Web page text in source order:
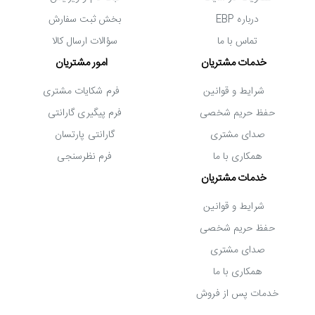
از دیگر امکانات و ویژگی های ویدیو پروژکتور لیزری Panasonic PT-
Projector Control (نسخه های اندروید و iOS) و مصرف برق
بهینه اشاره کرد.
درباره EBP
تماس با ما
بخش ثبت سفارش
سؤالات ارسال کالا
خدمات مشتریان
شرایط و قوانین
حفظ حریم شخصی
صدای مشتری
همکاری با ما
امور مشتریان
فرم شکایات مشتری
فرم پیگیری گارانتی
گارانتی پارتسان
فرم نظرسنجی
خدمات مشتریان
شرایط و قوانین
حفظ حریم شخصی
صدای مشتری
همکاری با ما
خدمات پس از فروش